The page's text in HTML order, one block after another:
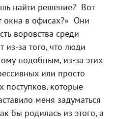
найти решение? Вот
в офисах?» Они
воровства среди
из-за того, что люди
подобным, из-за этих
или просто
поступков, которые
меня задуматься
бы родилась из этого, а